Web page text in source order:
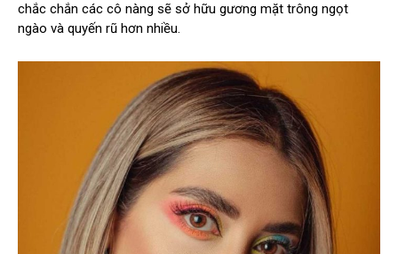
chắc chắn các cô nàng sẽ sở hữu gương mặt trông ngọt
ngào và quyến rũ hơn nhiều.